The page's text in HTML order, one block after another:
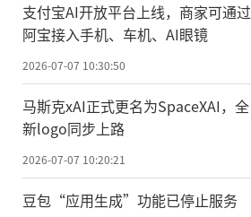
支付宝AI开放平台上线，商家可通过
阿宝接入手机、车机、AI眼镜
2026-07-07 10:30:50
马斯克xAI正式更名为SpaceXAI，全
新logo同步上路
2026-07-07 10:20:21
豆包“应用生成”功能已停止服务